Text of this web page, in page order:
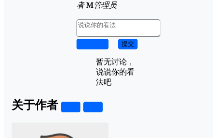
者 M管理员
提交
暂无讨论，
说说你的看
法吧
关于作者